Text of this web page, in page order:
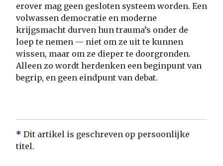
erover mag geen gesloten systeem worden. Een
volwassen democratie en moderne
krijgsmacht durven hun trauma’s onder de
loep te nemen — niet om ze uit te kunnen
wissen, maar om ze dieper te doorgronden.
Alleen zo wordt herdenken een beginpunt van
begrip, en geen eindpunt van debat.
* Dit artikel is geschreven op persoonlijke
titel.